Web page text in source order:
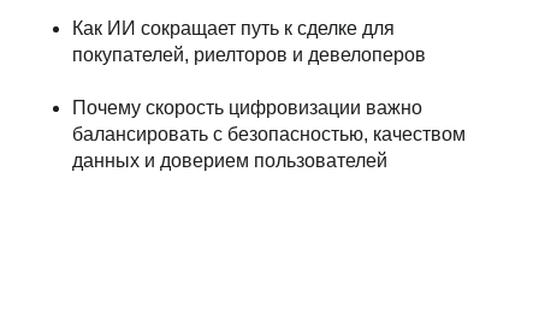
Как ИИ сокращает путь к сделке для
покупателей, риелторов и девелоперов
Почему скорость цифровизации важно
балансировать с безопасностью, качеством
данных и доверием пользователей